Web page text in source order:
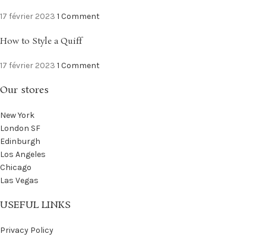
17 février 2023 1 Comment
How to Style a Quiff
17 février 2023 1 Comment
Our stores
New York
London SF
Edinburgh
Los Angeles
Chicago
Las Vegas
USEFUL LINKS
Privacy Policy